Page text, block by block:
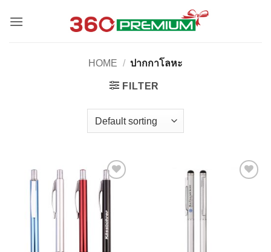
HOME / ปากกาโลหะ
FILTER
Add to
Wishlist